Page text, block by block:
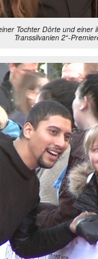
Tochter Dörte und einer
Transsilvanien 2“-